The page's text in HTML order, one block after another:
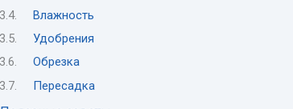
Влажность
Удобрения
Обрезка
Пересадка